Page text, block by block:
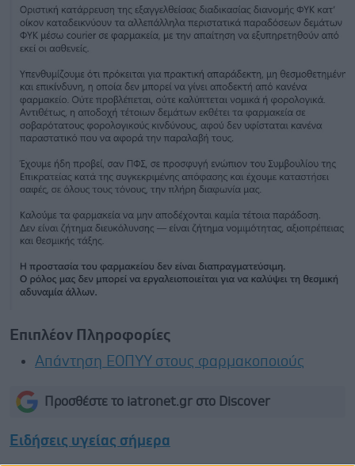
Επιπλέον Πληροφορίες
Απάντηση ΕΟΠΥΥ στους φαρμακοποιούς
Προσθέστε το iatronet.gr στο Discover
Ειδήσεις υγείας σήμερα